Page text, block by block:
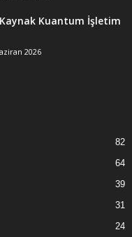
Kaynak Kuantum İşletim
2026
82
64
39
31
24